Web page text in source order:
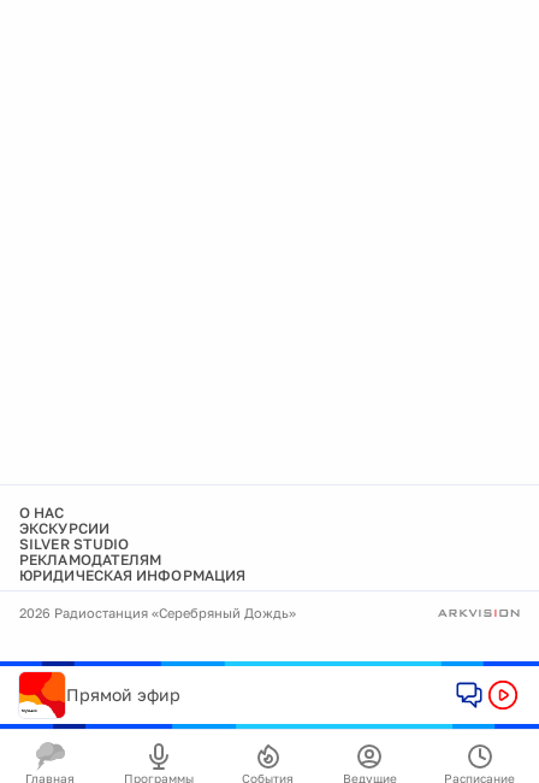
О НАС
ЭКСКУРСИИ
SILVER STUDIO
РЕКЛАМОДАТЕЛЯМ
ЮРИДИЧЕСКАЯ ИНФОРМАЦИЯ
2026 Радиостанция «Серебряный Дождь»
Прямой эфир
Главная Программы События Ведущие Расписание